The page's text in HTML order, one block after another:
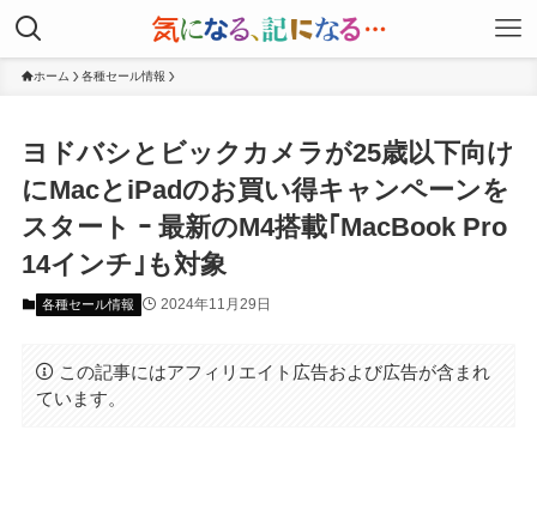
ホーム 各種セール情報
ヨドバシとビックカメラが25歳以下向け
にMacとiPadのお買い得キャンペーンを
スタート ｰ 最新のM4搭載｢MacBook Pro
14インチ｣も対象
各種セール情報 2024年11月29日
この記事にはアフィリエイト広告および広告が含まれ
ています。